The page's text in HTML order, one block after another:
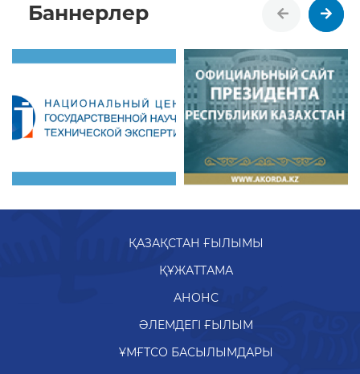
Баннерлер
ҚАЗАҚСТАН ҒЫЛЫМЫ
ҚҰЖАТТАМА
АНОНС
ӘЛЕМДЕГІ ҒЫЛЫМ
ҰМҒТСО БАСЫЛЫМДАРЫ